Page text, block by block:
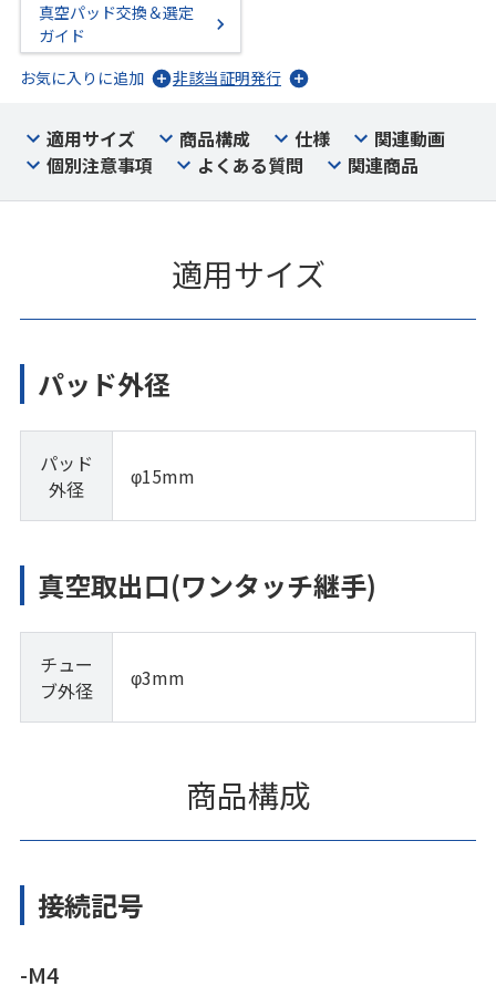
真空パッド交換＆選定
ガイド
お気に入りに追加
非該当証明発行
適用サイズ 商品構成 仕様
関連動画
個別注意事項
よくある質問 関連商品
適用サイズ
パッド外径
パッド
外径
φ15mm
真空取出口(ワンタッチ継手)
チュー
ブ外径
φ3mm
商品構成
接続記号
-M4